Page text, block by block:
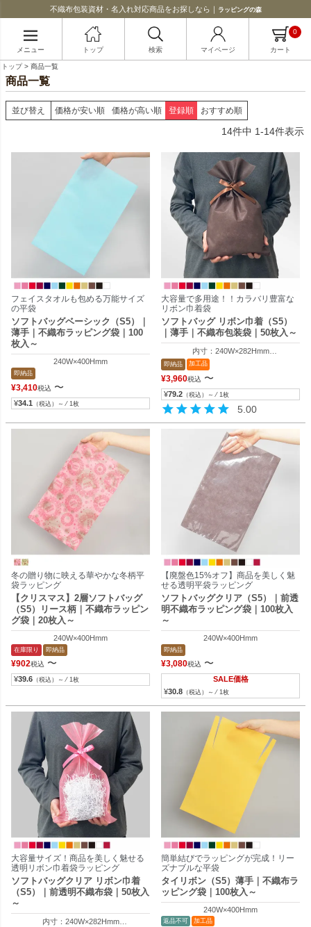
不織布包装資材・名入れ対応商品をお探しなら｜ ラッピングの森
メニュー トップ 検索 マイページ カート
0
トップ 商品一覧
商品一覧
並び替え 価格が安い順 価格が高い順 登録順 おすすめ順
14件中 1-14件表示
フェイスタオルも包める万能サイズ
の平袋
ソフトバッグベーシック（S5）｜
薄手｜不織布ラッピング袋｜100
枚入～
240W×400Hmm
即納品
¥3,410税込 〜
¥34.1 （税込）～ ⁄ 1枚
大容量で多用途！！カラバリ豊富な
リボン巾着袋
ソフトバッグ リボン巾着（S5）
｜薄手｜不織布包装袋｜50枚入～
内寸：240W×282Hmm
外寸：240W×400Hmm
即納品 加工品
¥3,960税込 〜
¥79.2 （税込）～ ⁄ 1枚
5.00
冬の贈り物に映える華やかな冬柄平
袋ラッピング
【クリスマス】2層ソフトバッグ
（S5）リース柄｜不織布ラッピン
グ袋｜20枚入～
240W×400Hmm
在庫限り 即納品
¥902税込 〜
¥39.6 （税込）～ ⁄ 1枚
【廃盤色15%オフ】商品を美しく魅
せる透明平袋ラッピング
ソフトバッグクリア（S5）｜前透
明不織布ラッピング袋｜100枚入
～
240W×400Hmm
即納品
¥3,080税込 〜
SALE価格
¥30.8 （税込）～ ⁄ 1枚
大容量サイズ！商品を美しく魅せる
透明リボン巾着袋ラッピング
ソフトバッグクリア リボン巾着
（S5）｜前透明不織布袋｜50枚入
～
内寸：240W×282Hmm
簡単結びでラッピングが完成！リー
ズナブルな平袋
タイリボン（S5）薄手｜不織布ラ
ッピング袋｜100枚入～
240W×400Hmm
返品不可 加工品